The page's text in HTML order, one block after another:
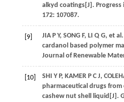
alkyd coatings[J]. Progress
172: 107087.
[9] JIA P Y, SONG F, LI Q G, et al
cardanol based polymer
Journal of Renewable
[10] SHI Y P, KAMER P C J,
pharmaceutical drugs
cashew nut shell liquid[J].